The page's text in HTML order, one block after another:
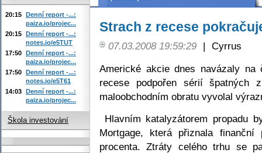
Strach z recese
07.03.2008 19:59:29 | Cyrrus
Americké akcie dnes navázaly
recese podpořen sérií
maloobchodním obratu vyvolal
Hlavním katalyzátorem propadu
Mortgage, která přiznala
procenta. Ztráty celého trhu se
20:15 Denní report -...:
paiza.io/projec...
20:15 Denní report -...:
notes.io/e5TUT
17:50 Denní report -...:
paiza.io/projec...
17:50 Denní report -...:
notes.io/e5T61
14:03 Denní report -...:
paiza.io/projec...
Škola investování